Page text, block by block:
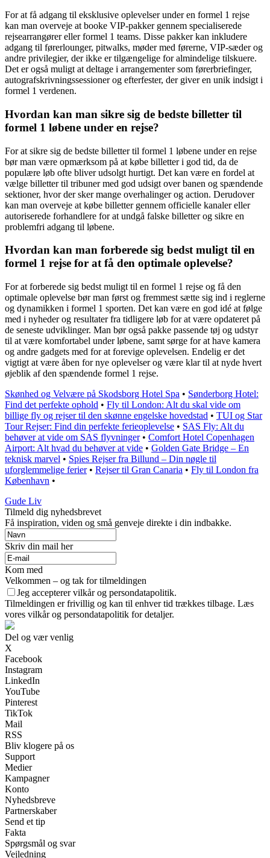
For at få adgang til eksklusive oplevelser under en formel 1 rejse
kan man overveje at booke VIP-pakker gennem specialiserede
rejsearrangører eller formel 1 teams. Disse pakker kan inkludere
adgang til førerlounger, pitwalks, møder med førerne, VIP-sæder og
andre privilegier, der ikke er tilgængelige for almindelige tilskuere.
Det er også muligt at deltage i arrangementer som førerbriefinger,
autografskrivningssessioner og efterfester, der giver en unik indsigt i
formel 1 verdenen.
Hvordan kan man sikre sig de bedste billetter til
formel 1 løbene under en rejse?
For at sikre sig de bedste billetter til formel 1 løbene under en rejse
bør man være opmærksom på at købe billetter i god tid, da de
populære løb ofte bliver udsolgt hurtigt. Det kan være en fordel at
vælge billetter til tribuner med god udsigt over banen og spændende
sektioner, hvor der sker mange overhalinger og action. Derudover
kan man overveje at købe billetter gennem officielle kanaler eller
autoriserede forhandlere for at undgå falske billetter og sikre en
problemfri adgang til løbene.
Hvordan kan man forberede sig bedst muligt til en
formel 1 rejse for at få den optimale oplevelse?
For at forberede sig bedst muligt til en formel 1 rejse og få den
optimale oplevelse bør man først og fremmest sætte sig ind i reglerne
og dynamikken i formel 1 sporten. Det kan være en god idé at følge
med i nyheder og resultater fra tidligere løb for at være opdateret på
de seneste udviklinger. Man bør også pakke passende tøj og udstyr
til at være komfortabel under løbene, samt sørge for at have kamera
og andre gadgets med for at forevige oplevelsen. Endelig er det
vigtigt at være åben for nye oplevelser og være klar til at nyde hvert
øjeblik af den spændende formel 1 rejse.
Skønhed og Velvære på Skodsborg Hotel Spa • Sønderborg Hotel:
Find det perfekte ophold • Fly til London: Alt du skal vide om
billige fly og rejser til den skønne engelske hovedstad • TUI og Star
Tour Rejser: Find din perfekte ferieoplevelse • SAS Fly: Alt du
behøver at vide om SAS flyvninger• Comfort Hotel Copenhagen
Airport: Alt hvad du behøver at vide • Golden Gate Bridge – En
teknisk marvel • Spies Rejser fra Billund – Din nøgle til
uforglemmelige ferier• Rejser til Gran Canaria • Fly til London fra
København •
Gude Liv
Tilmeld dig nyhedsbrevet
Få inspiration, viden og små genveje direkte i din indbakke.
Skriv din mail her
Kom med
Velkommen – og tak for tilmeldingen
Jeg accepterer vilkår og persondatapolitik.
Tilmeldingen er frivillig og kan til enhver tid trækkes tilbage. Læs
vores vilkår og persondatapolitik for detaljer.
Del og vær venlig
X
Facebook
Instagram
LinkedIn
YouTube
Pinterest
TikTok
Mail
RSS
Bliv klogere på os
Support
Medier
Kampagner
Konto
Nyhedsbreve
Partnerskaber
Send et tip
Fakta
Spørgsmål og svar
Vejledning